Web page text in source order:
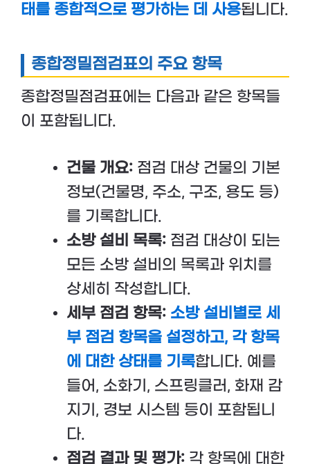
태를 종합적으로 평가하는 데 사용됩니다.
종합정밀점검표의 주요 항목
종합정밀점검표에는 다음과 같은 항목들
이 포함됩니다.
건물 개요: 점검 대상 건물의 기본
정보(건물명, 주소, 구조, 용도 등)
를 기록합니다.
소방 설비 목록: 점검 대상이 되는
모든 소방 설비의 목록과 위치를
상세히 작성합니다.
세부 점검 항목: 소방 설비별로 세
부 점검 항목을 설정하고, 각 항목
에 대한 상태를 기록합니다. 예를
들어, 소화기, 스프링클러, 화재 감
지기, 경보 시스템 등이 포함됩니
다.
점검 결과 및 평가: 각 항목에 대한